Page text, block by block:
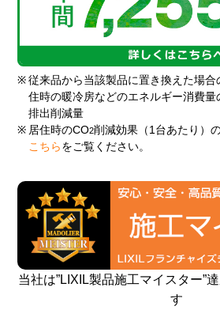
※ 従来品から当該製品に置き換えた場
住時の暖冷房などのエネルギー消費
排出削減量
※ 居住時のCO2削減効果（1台あたり）
こちら をご覧ください。
当社は”LIXIL製品施工マイスター”
す